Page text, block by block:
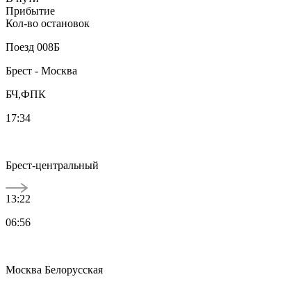
Прибытие
Кол-во остановок
Поезд 008Б
Брест - Москва
БЧ,ФПК
17:34
Брест-центральный
13:22
06:56
Москва Белорусская